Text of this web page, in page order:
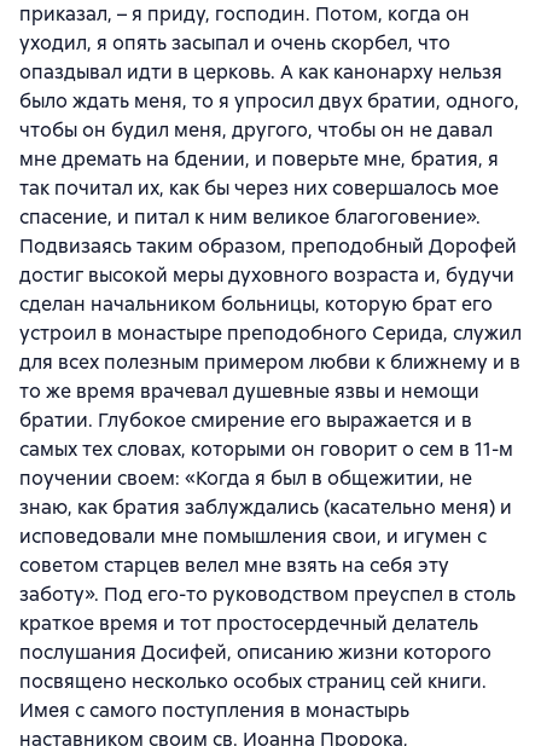
приказал, – я приду, господин. Потом, когда он
уходил, я опять засыпал и очень скорбел, что
опаздывал идти в церковь. А как канонарху нельзя
было ждать меня, то я упросил двух братии, одного,
чтобы он будил меня, другого, чтобы он не давал
мне дремать на бдении, и поверьте мне, братия, я
так почитал их, как бы через них совершалось мое
спасение, и питал к ним великое благоговение».
Подвизаясь таким образом, преподобный Дорофей
достиг высокой меры духовного возраста и, будучи
сделан начальником больницы, которую брат его
устроил в монастыре преподобного Серида, служил
для всех полезным примером любви к ближнему и в
то же время врачевал душевные язвы и немощи
братии. Глубокое смирение его выражается и в
самых тех словах, которыми он говорит о сем в 11-м
поучении своем: «Когда я был в общежитии, не
знаю, как братия заблуждались (касательно меня) и
исповедовали мне помышления свои, и игумен с
советом старцев велел мне взять на себя эту
заботу». Под его-то руководством преуспел в столь
краткое время и тот простосердечный делатель
послушания Досифей, описанию жизни которого
посвящено несколько особых страниц сей книги.
Имея с самого поступления в монастырь
наставником своим св. Иоанна Пророка,